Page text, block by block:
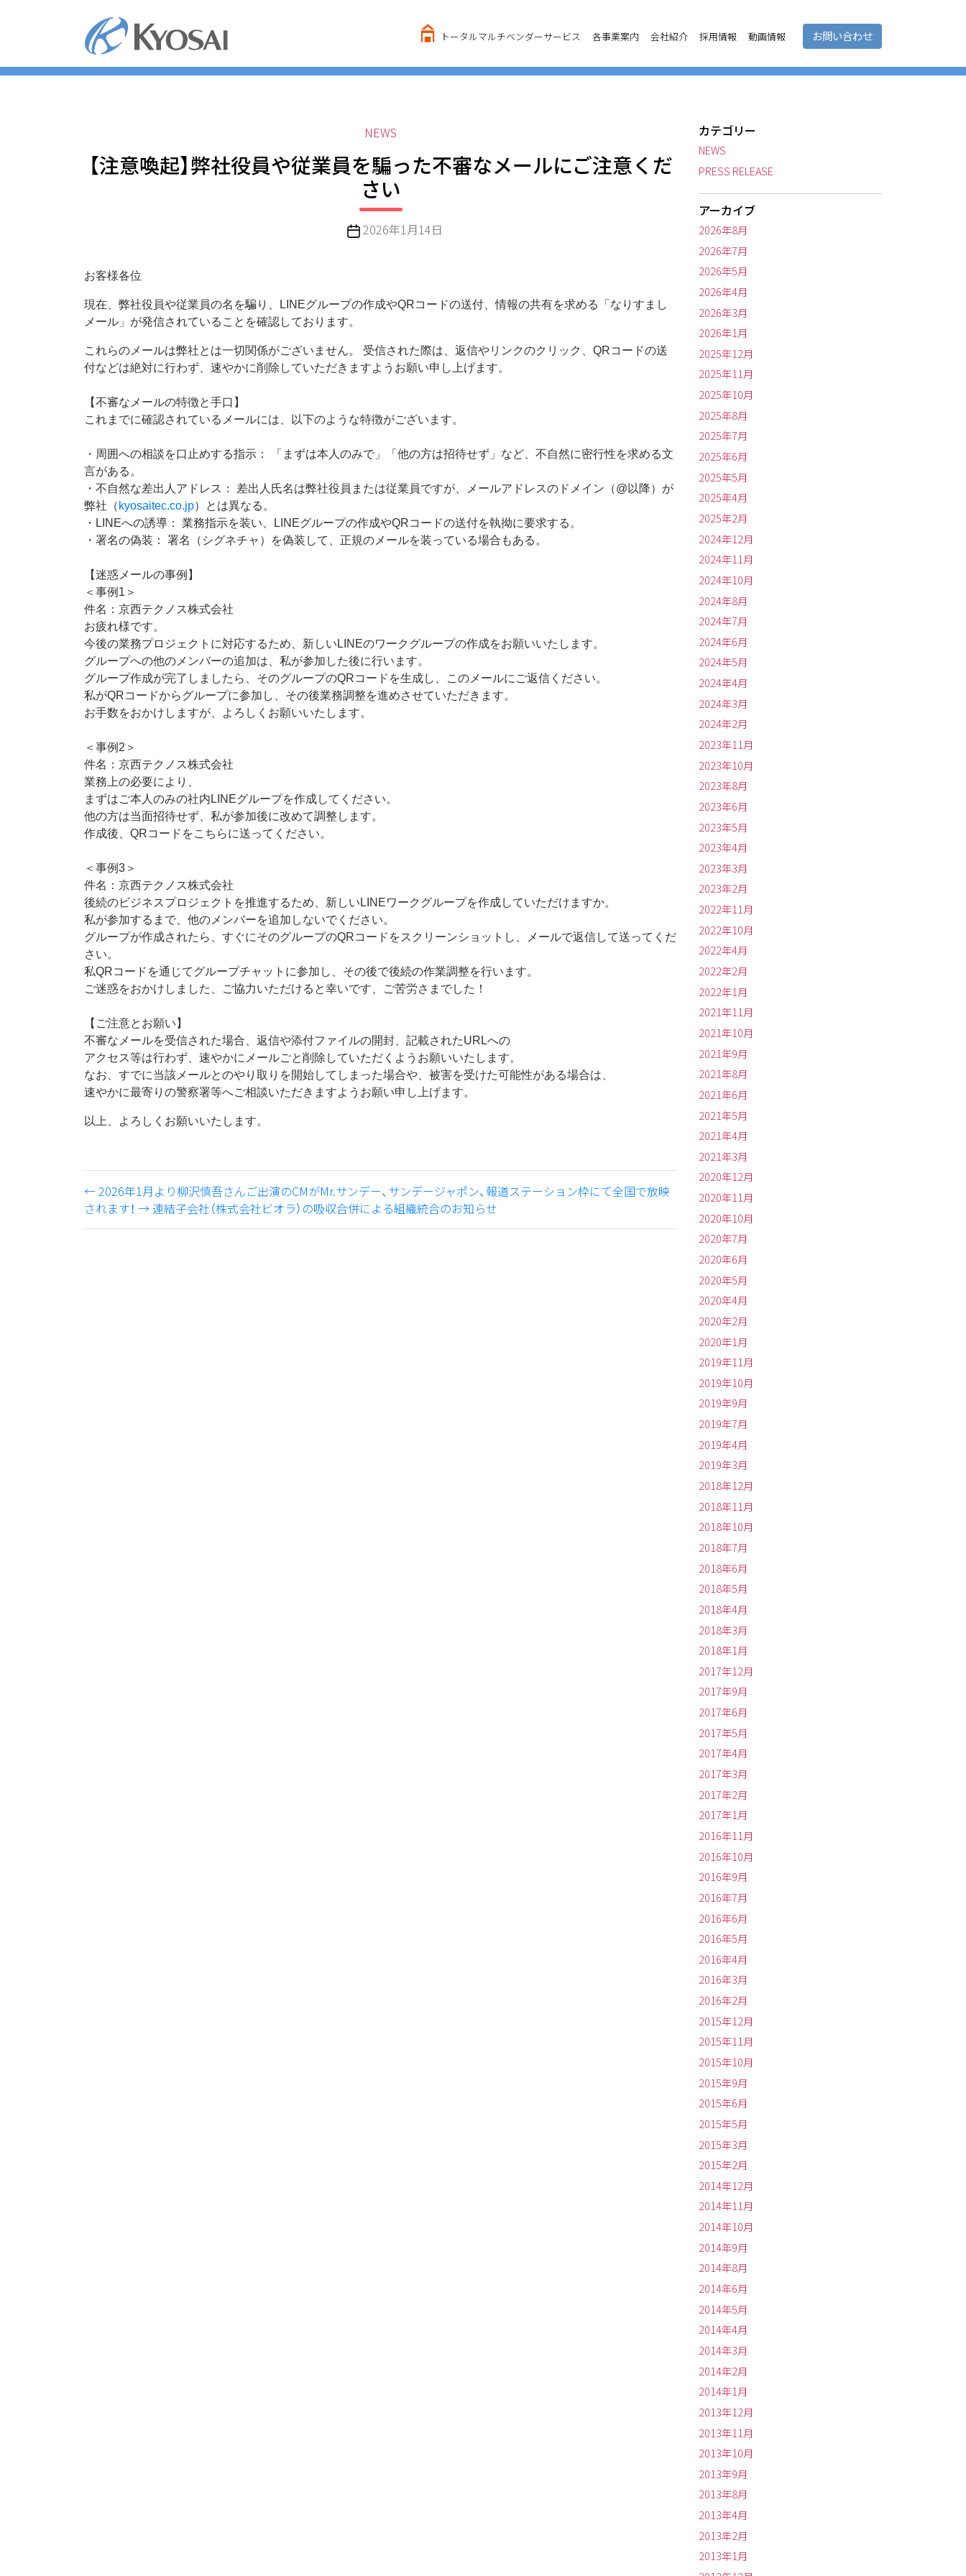
ツ
トータルマルチベンダーサービス 各事業案内 会社紹介 採用情報 動画情報 お問い合わせ
カ
ゴ
リ
ー
NEWS
【注意喚起】弊社役員や従業員を騙った不審なメールにご注意くだ
さい
投 2026年1月14日
お客様各位
現在、弊社役員や従業員の名を騙り、LINEグループの作成やQRコードの送付、情報の共有を求める「なりすまし
メール」が発信されていることを確認しております。
これらのメールは弊社とは一切関係がございません。 受信された際は、返信やリンクのクリック、QRコードの送
付などは絶対に行わず、速やかに削除していただきますようお願い申し上げます。
【不審なメールの特徴と手口】
これまでに確認されているメールには、以下のような特徴がございます。
・周囲への相談を口止めする指示： 「まずは本人のみで」「他の方は招待せず」など、不自然に密行性を求める文
言がある。
・不自然な差出人アドレス： 差出人氏名は弊社役員または従業員ですが、メールアドレスのドメイン（@以降）が
弊社（ kyosaitec.co.jp）とは異なる。
・LINEへの誘導： 業務指示を装い、LINEグループの作成やQRコードの送付を執拗に要求する。
・署名の偽装： 署名（シグネチャ）を偽装して、正規のメールを装っている場合もある。
【迷惑メールの事例】
＜事例1＞
件名：京西テクノス株式会社
お疲れ様です。
今後の業務プロジェクトに対応するため、新しいLINEのワークグループの作成をお願いいたします。
グループへの他のメンバーの追加は、私が参加した後に行います。
グループ作成が完了しましたら、そのグループのQRコードを生成し、このメールにご返信ください。
私がQRコードからグループに参加し、その後業務調整を進めさせていただきます。
お手数をおかけしますが、よろしくお願いいたします。
＜事例2＞
件名：京西テクノス株式会社
業務上の必要により、
まずはご本人のみの社内LINEグループを作成してください。
他の方は当面招待せず、私が参加後に改めて調整します。
作成後、QRコードをこちらに送ってください。
＜事例3＞
件名：京西テクノス株式会社
後続のビジネスプロジェクトを推進するため、新しいLINEワークグループを作成していただけますか。
私が参加するまで、他のメンバーを追加しないでください。
グループが作成されたら、すぐにそのグループのQRコードをスクリーンショットし、メールで返信して送ってくだ
さい。
私QRコードを通じてグループチャットに参加し、その後で後続の作業調整を行います。
ご迷惑をおかけしました、ご協力いただけると幸いです、ご苦労さまでした！
【ご注意とお願い】
不審なメールを受信された場合、返信や添付ファイルの開封、記載されたURLへの
アクセス等は行わず、速やかにメールごと削除していただくようお願いいたします。
なお、すでに当該メールとのやり取りを開始してしまった場合や、被害を受けた可能性がある場合は、
速やかに最寄りの警察署等へご相談いただきますようお願い申し上げます。
以上、よろしくお願いいたします。
←2026年1月より柳沢慎吾さんご出演のCMがMr.サンデー、サンデージャポン、報道ステーション枠にて全国で放映
されます！ →連結子会社（株式会社ビオラ）の吸収合併による組織統合のお知らせ
カテゴリー
NEWS
PRESS RELEASE
アーカイブ
2026年8月
2026年7月
2026年5月
2026年4月
2026年3月
2026年1月
2025年12月
2025年11月
2025年10月
2025年8月
2025年7月
2025年6月
2025年5月
2025年4月
2025年2月
2024年12月
2024年11月
2024年10月
2024年8月
2024年7月
2024年6月
2024年5月
2024年4月
2024年3月
2024年2月
2023年11月
2023年10月
2023年8月
2023年6月
2023年5月
2023年4月
2023年3月
2023年2月
2022年11月
2022年10月
2022年4月
2022年2月
2022年1月
2021年11月
2021年10月
2021年9月
2021年8月
2021年6月
2021年5月
2021年4月
2021年3月
2020年12月
2020年11月
2020年10月
2020年7月
2020年6月
2020年5月
2020年4月
2020年2月
2020年1月
2019年11月
2019年10月
2019年9月
2019年7月
2019年4月
2019年3月
2018年12月
2018年11月
2018年10月
2018年7月
2018年6月
2018年5月
2018年4月
2018年3月
2018年1月
2017年12月
2017年9月
2017年6月
2017年5月
2017年4月
2017年3月
2017年2月
2017年1月
2016年11月
2016年10月
2016年9月
2016年7月
2016年6月
2016年5月
2016年4月
2016年3月
2016年2月
2015年12月
2015年11月
2015年10月
2015年9月
2015年6月
2015年5月
2015年3月
2015年2月
2014年12月
2014年11月
2014年10月
2014年9月
2014年8月
2014年6月
2014年5月
2014年4月
2014年3月
2014年2月
2014年1月
2013年12月
2013年11月
2013年10月
2013年9月
2013年8月
2013年4月
2013年2月
2013年1月